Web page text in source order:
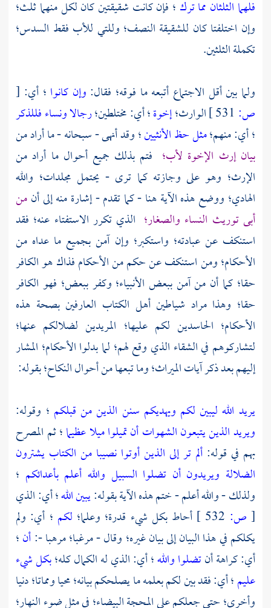
فلهما الثلثان مما ترك ؛ فإن كانت شقيقتين كان لكل منهما ثلث؛
وإن اختلفتا كان للشقيقة النصف؛ وللتي للأب فقط السدس؛
تكملة الثلثين.
ولما بين أقل الاجتماع أتبعه ما فوقه؛ فقال: وإن كانوا ؛ أي: [
ص:
الوارث؛إخوة؛ أي: مختلطين؛رجالا ونساء فللذكر
؛ أي: منهم؛مثل حظ الأنثيين؛ وقد أنهى - سبحانه - ما أراد من
بيان إرث الإخوة لأب؛ فتم بذلك جميع أحوال ما أراد من
الإرث؛ وهو على وجازته كما ترى - يحتمل مجلدات؛ والله
الهادي؛ ووضع هذه الآية هنا - كما تقدم - إشارة منه إلى أنمن
أبى توريث النساء والصغار؛ الذي تكرر الاستفتاء عنه؛ فقد
استنكف عن عبادته؛ واستكبر؛ وإن آمن بجميع ما عداه من
الأحكام؛ ومن استنكف عن حكم من الأحكام فذاك هو الكافر
حقا؛ كما أن من آمن ببعض الأنبياء؛ وكفر ببعض؛ فهو الكافر
حقا؛ وهذا مراد شياطين أهل الكتاب العارفين بصحة هذه
الأحكام؛ الحاسدين لكم عليها؛ المريدين لضلالكم عنها؛
لتشاركوهم في الشقاء الذي وقع لهم؛ لما بدلوا الأحكام؛ المشار
إليهم بعد ذكر آيات الميراث؛ وما تبعها من أحوال النكاح؛ بقوله:
يريد الله ليبين لكم ويهديكم سنن الذين من قبلكم ؛ وقوله:
ويريد الذين يتبعون الشهوات أن تميلوا ميلا عظيما؛ ثم المصرح
بهم في قوله:ألم تر إلى الذين أوتوا نصيبا من الكتاب يشترون
الضلالة ويريدون أن تضلوا السبيل والله أعلم بأعدائكم ؛
ولذلك - والله أعلم - ختم هذه الآية بقوله:يبين الله؛ أي: الذي
[ ص: أحاط بكل شيء قدرة؛ وعلما؛ لكم ؛ أي: ولم
يكلكم في هذا البيان إلى بيان غيره؛ وقال - مرغبا؛ مرهبا -:أن؛
أي: كراهة أنتضلوا والله؛ أي: الذي له الكمال كله؛بكل شيء
عليم؛ أي: فقد بين لكم بعلمه ما يصلحكم بيانه؛ محيا ومماتا؛ دنيا
وأخرى؛ حتى جعلكم على المحجة البيضاء؛ في مثل ضوء النهار؛